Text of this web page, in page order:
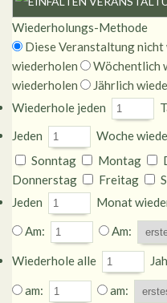
Wiederholungs-Methode
Diese Veranstaltung nicht
wiederholen
Wöchentlich
wiederholen
Jährlich
Wiederhole jeden
Jeden
Woche
Sonntag
Montag
Donnerstag
Freitag
Jeden
Monat
Am:
Am:
Wiederhole alle
am:
am: